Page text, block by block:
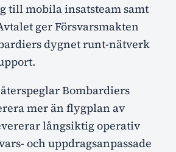
till mobila insatsteam samt
ger Försvarsmakten
dygnet runt-nätverk
Bombardiers
mer än flygplan av
långsiktig operativ
och uppdragsanpassade